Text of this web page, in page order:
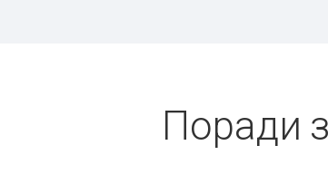
Поради